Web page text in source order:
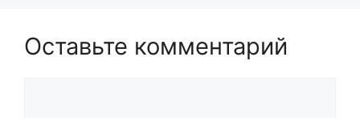
Оставьте комментарий